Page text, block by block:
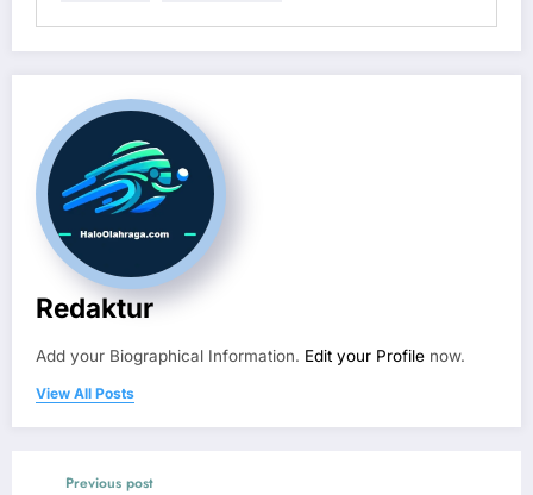
Redaktur
Add your Biographical Information. Edit your Profile now.
View All Posts
Previous post